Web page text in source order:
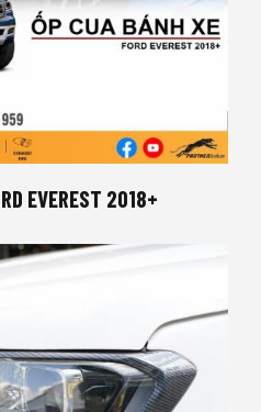
EVEREST 2018+